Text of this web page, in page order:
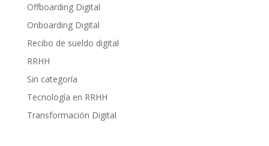
Offboarding Digital
Onboarding Digital
Recibo de sueldo digital
RRHH
Sin categoría
Tecnología en RRHH
Transformación Digital